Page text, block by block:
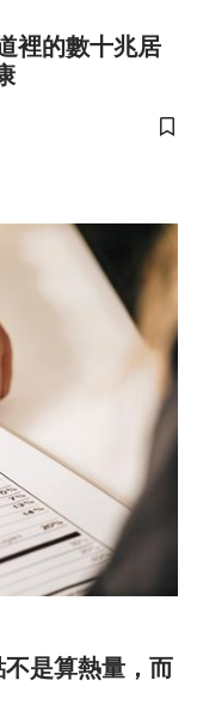
裡的數十兆居
儲
是算熱量，而